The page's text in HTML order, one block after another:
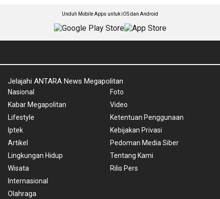
Unduh Mobile Apps untuk iOS dan Android
Jelajahi ANTARA News Megapolitan
Nasional
Kabar Megapolitan
Lifestyle
Iptek
Artikel
Lingkungan Hidup
Wisata
Internasional
Olahraga
Foto
Video
Ketentuan Penggunaan
Kebijakan Privasi
Pedoman Media Siber
Tentang Kami
Rilis Pers